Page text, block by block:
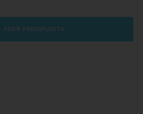
PEDIR PRESUPUESTO